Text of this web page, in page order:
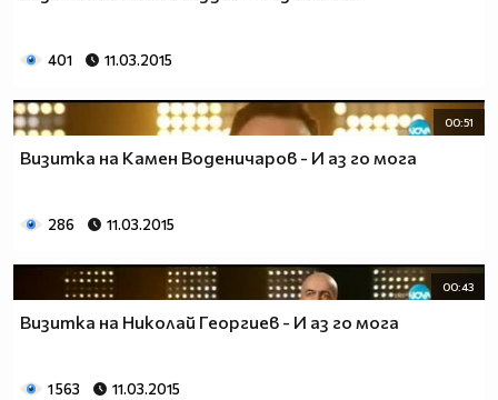
401 11.03.2015
00:51
Визитка на Камен Воденичаров - И аз го мога
286 11.03.2015
00:43
Визитка на Николай Георгиев - И аз го мога
1 563 11.03.2015